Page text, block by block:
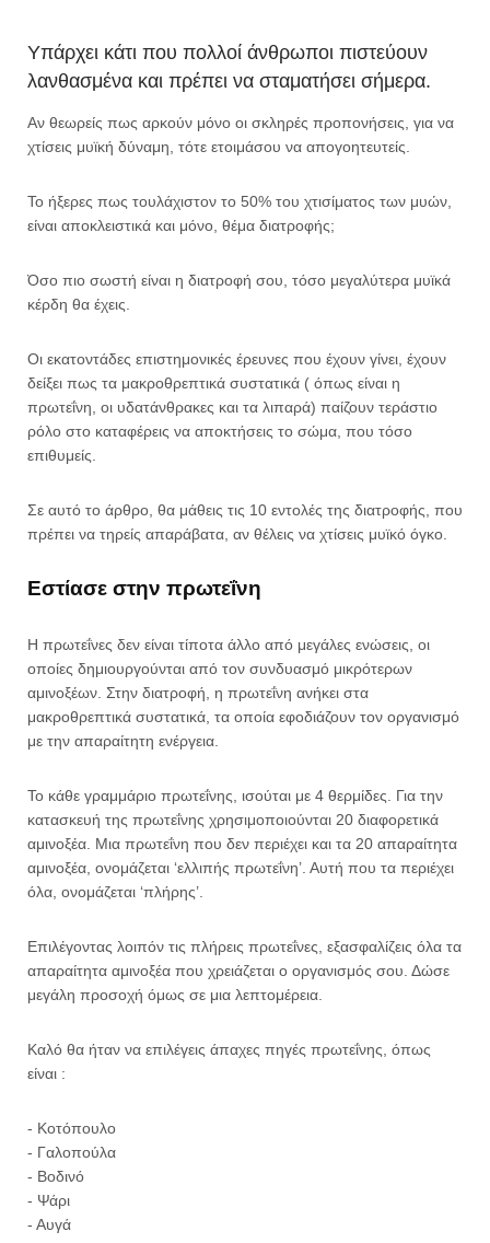
Υπάρχει κάτι που πολλοί άνθρωποι πιστεύουν
λανθασμένα και πρέπει να σταματήσει σήμερα.
Αν θεωρείς πως αρκούν μόνο οι σκληρές προπονήσεις, για να
χτίσεις μυϊκή δύναμη, τότε ετοιμάσου να απογοητευτείς.
Το ήξερες πως τουλάχιστον το 50% του χτισίματος των μυών,
είναι αποκλειστικά και μόνο, θέμα διατροφής;
Όσο πιο σωστή είναι η διατροφή σου, τόσο μεγαλύτερα μυϊκά
κέρδη θα έχεις.
Οι εκατοντάδες επιστημονικές έρευνες που έχουν γίνει, έχουν
δείξει πως τα μακροθρεπτικά συστατικά ( όπως είναι η
πρωτεΐνη, οι υδατάνθρακες και τα λιπαρά) παίζουν τεράστιο
ρόλο στο καταφέρεις να αποκτήσεις το σώμα, που τόσο
επιθυμείς.
Σε αυτό το άρθρο, θα μάθεις τις 10 εντολές της διατροφής, που
πρέπει να τηρείς απαράβατα, αν θέλεις να χτίσεις μυϊκό όγκο.
Εστίασε στην πρωτεΐνη
Η πρωτεΐνες δεν είναι τίποτα άλλο από μεγάλες ενώσεις, οι
οποίες δημιουργούνται από τον συνδυασμό μικρότερων
αμινοξέων. Στην διατροφή, η πρωτεΐνη ανήκει στα
μακροθρεπτικά συστατικά, τα οποία εφοδιάζουν τον οργανισμό
με την απαραίτητη ενέργεια.
Το κάθε γραμμάριο πρωτεΐνης, ισούται με 4 θερμίδες. Για την
κατασκευή της πρωτεΐνης χρησιμοποιούνται 20 διαφορετικά
αμινοξέα. Μια πρωτεΐνη που δεν περιέχει και τα 20 απαραίτητα
αμινοξέα, ονομάζεται ‘ελλιπής πρωτεΐνη’. Αυτή που τα περιέχει
όλα, ονομάζεται ‘πλήρης’.
Επιλέγοντας λοιπόν τις πλήρεις πρωτεΐνες, εξασφαλίζεις όλα τα
απαραίτητα αμινοξέα που χρειάζεται ο οργανισμός σου. Δώσε
μεγάλη προσοχή όμως σε μια λεπτομέρεια.
Καλό θα ήταν να επιλέγεις άπαχες πηγές πρωτεΐνης, όπως
είναι :
- Κοτόπουλο
- Γαλοπούλα
- Βοδινό
- Ψάρι
- Αυγά